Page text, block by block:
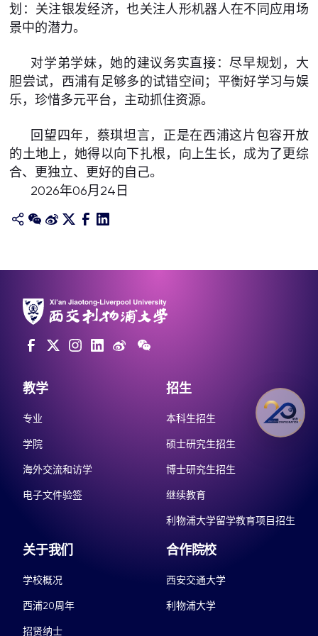
划：关注银发经济，也关注人形机器人在不同应用场
景中的潜力。
对学弟学妹，她的建议务实直接：尽早规划，大
胆尝试，西浦有足够多的试错空间；平衡好学习与娱
乐，珍惜多元平台，主动抓住资源。
回望四年，蔡琪坦言，正是在西浦这片包容开放
的土地上，她得以向下扎根，向上生长，成为了更综
合、更独立、更好的自己。
2026年06月24日
教学
专业
学院
海外交流和访学
电子文件验签
招生
本科生招生
硕士研究生招生
博士研究生招生
继续教育
利物浦大学留学教育项目招生
关于我们
学校概况
西浦20周年
招贤纳士
合作院校
西安交通大学
利物浦大学